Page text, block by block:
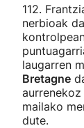
112.
nerbioak
laugarren
Bretagne
mailako
dute.